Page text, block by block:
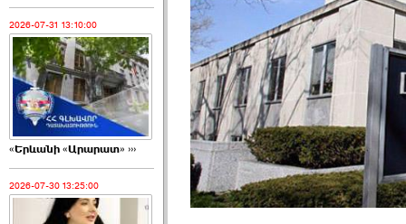
2026-07-31 13:10:00
«Երևանի «Արարատ» ›››
2026-07-30 13:25:00